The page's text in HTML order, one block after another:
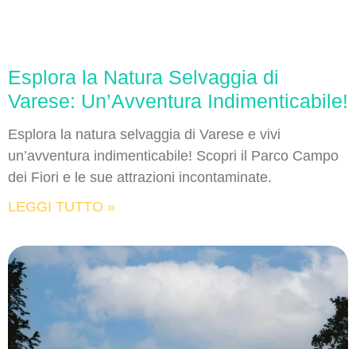
Esplora la Natura Selvaggia di
Varese: Un’Avventura Indimenticabile!
Esplora la natura selvaggia di Varese e vivi
un’avventura indimenticabile! Scopri il Parco Campo
dei Fiori e le sue attrazioni incontaminate.
LEGGI TUTTO »